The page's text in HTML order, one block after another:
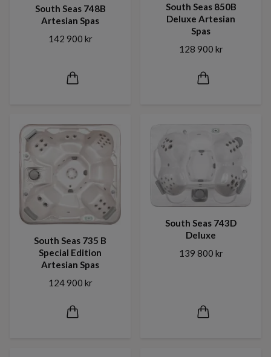
South Seas 748B
Artesian Spas
142 900 kr
South Seas 850B
Deluxe Artesian
Spas
128 900 kr
South Seas 735 B
Special Edition
Artesian Spas
124 900 kr
South Seas 743D
Deluxe
139 800 kr